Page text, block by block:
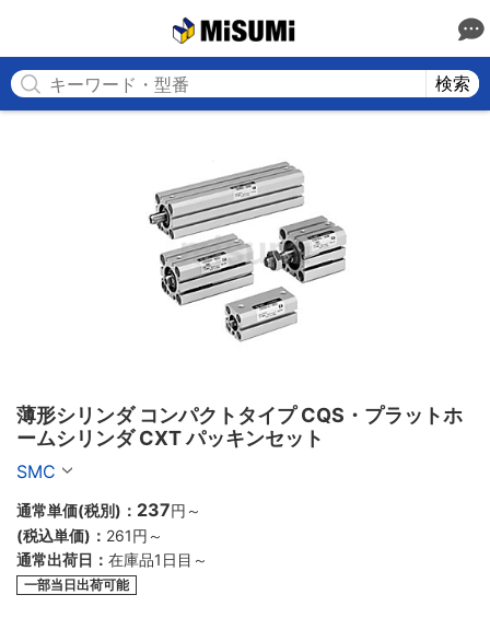
検索
薄形シリンダ コンパクトタイプ CQS・プラットホ
ームシリンダ CXT パッキンセット
SMC
通常単価(税別)： 237円 ～
(税込単価)： 261円 ～
通常出荷日： 在庫品1日目～
一部当日出荷可能